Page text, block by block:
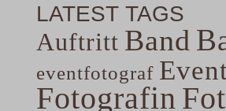
LATEST TAGS
Auftritt Band
eventfotograf
Fotografin